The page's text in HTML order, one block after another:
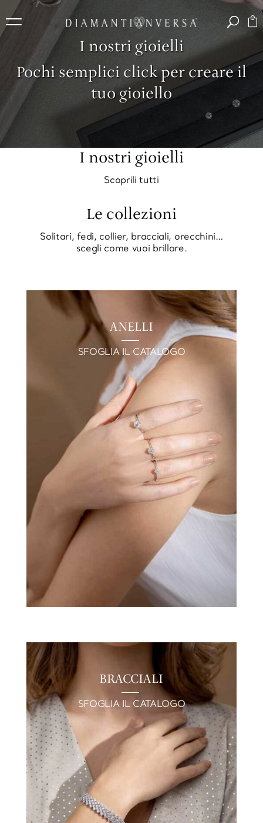
I nostri gioielli
Pochi semplici click per creare il
tuo gioiello
I nostri gioielli
Scoprili tutti
Le collezioni
Solitari, fedi, collier, bracciali, orecchini…
scegli come vuoi brillare.
ANELLI
SFOGLIA IL CATALOGO
BRACCIALI
SFOGLIA IL CATALOGO